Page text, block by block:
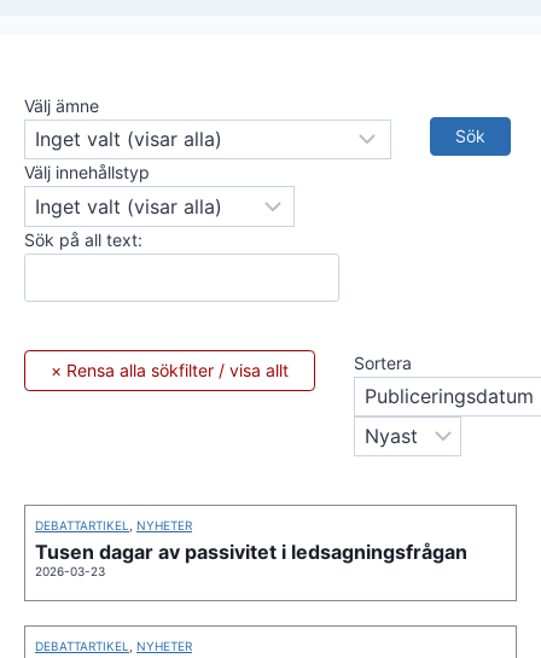
Välj ämne
Välj innehållstyp
Sök på all text:
Sortera
DEBATTARTIKEL NYHETER
Tusen dagar av passivitet i ledsagningsfrågan
2026-03-23
DEBATTARTIKEL NYHETER